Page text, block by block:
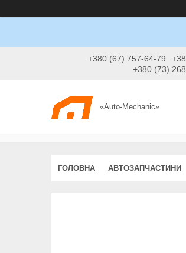
+380 (67) 757-64-79
+380 (73)
«Auto-Mechanic»
ГОЛОВНА АВТОЗАПЧАСТИНИ